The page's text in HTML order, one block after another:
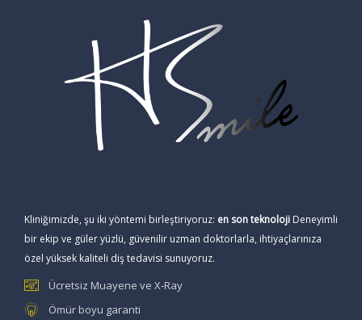
Kliniğimizde, şu iki yöntemi birleştiriyoruz: en son teknoloji Deneyimli
bir ekip ve güler yüzlü, güvenilir uzman doktorlarla, ihtiyaçlarınıza
özel yüksek kaliteli diş tedavisi sunuyoruz.
Ücretsiz Muayene ve X-Ray
Ömür boyu garanti